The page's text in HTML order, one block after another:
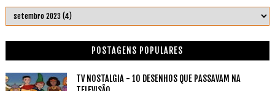
POSTAGENS POPULARES
TV NOSTALGIA - 10 DESENHOS QUE PASSAVAM NA